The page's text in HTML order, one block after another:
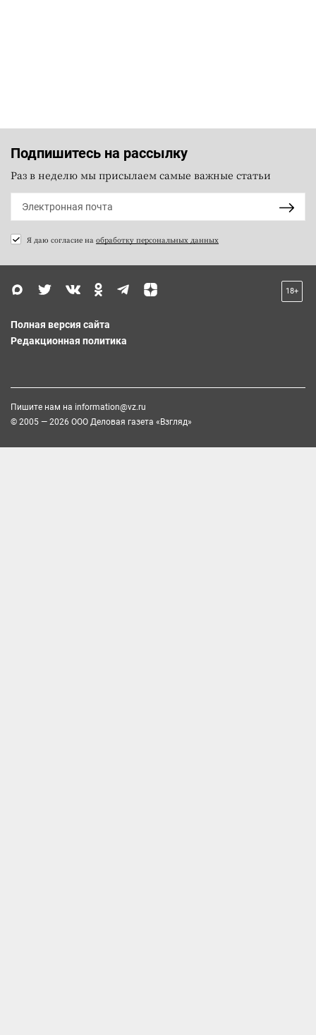
Подпишитесь на рассылку
Раз в неделю мы присылаем самые важные статьи
Я даю согласие на обработку персональных данных
18+
Полная версия сайта
Редакционная политика
Пишите нам на information@vz.ru
© 2005 — 2026 ООО Деловая газета «Взгляд»